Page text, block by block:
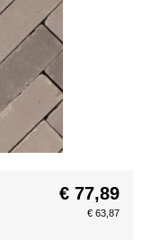
€ 77,89
€ 63,87